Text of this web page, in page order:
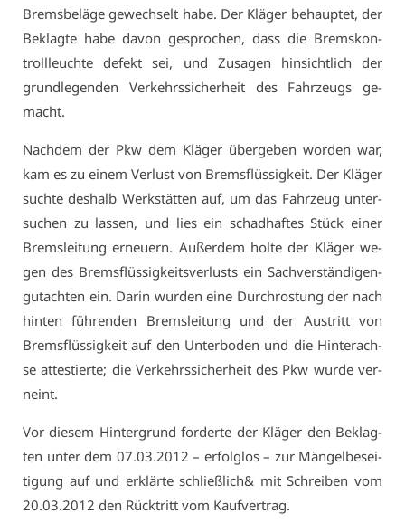
Brems­be­lä­ge ge­wech­selt ha­be. Der Klä­ger be­haup­tet, der
Be­klag­te ha­be da­von ge­spro­chen, dass die Brems­kon­
troll­leuch­te de­fekt sei, und Zu­sa­gen hin­sicht­lich der
grund­le­gen­den Ver­kehrs­si­cher­heit des Fahr­zeugs ge­
macht.
Nach­dem der Pkw dem Klä­ger über­ge­ben wor­den war,
kam es zu ei­nem Ver­lust von Brems­flüs­sig­keit. Der Klä­ger
such­te des­halb Werk­stät­ten auf, um das Fahr­zeug un­ter­
su­chen zu las­sen, und lies ein schad­haf­tes Stück ei­ner
Brems­lei­tung er­neu­ern. Au­ßer­dem hol­te der Klä­ger we­
gen des Brems­flüs­sig­keits­ver­lusts ein Sach­ver­stän­di­gen­
gut­ach­ten ein. Dar­in wur­den ei­ne Durch­ros­tung der nach
hin­ten füh­ren­den Brems­lei­tung und der Aus­tritt von
Brems­flüs­sig­keit auf den Un­ter­bo­den und die Hin­ter­ach­
se at­tes­tier­te; die Ver­kehrs­si­cher­heit des Pkw wur­de ver­
neint.
Vor die­sem Hin­ter­grund for­der­te der Klä­ger den Be­klag­
ten un­ter dem 07.03.2012 – er­folg­los – zur Män­gel­be­sei­
ti­gung auf und er­klär­te schließ­lich& mit Schrei­ben vom
20.03.2012 den Rück­tritt vom Kauf­ver­trag.